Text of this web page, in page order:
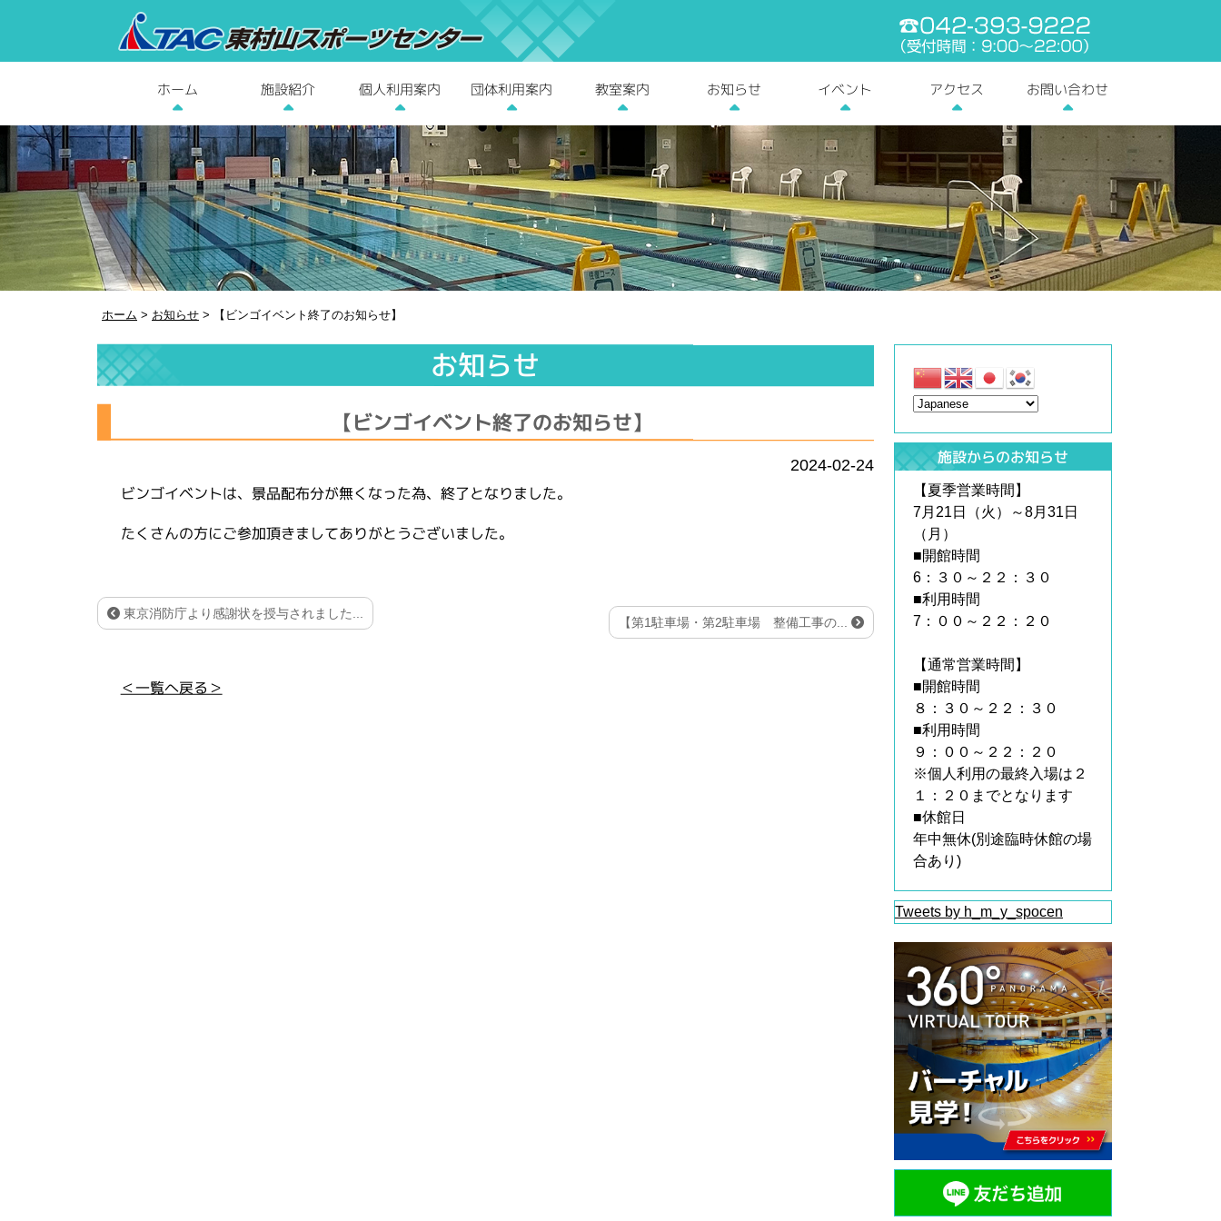
電話番号:042-393-
ホーム 施設紹介 個人利用案内 団体利用案内 教室案内 お知らせ イベント アクセス お問い合わせ
ホーム > お知らせ > 【ビンゴイベント終了のお知らせ】
お知らせ
【ビンゴイベント終了のお知らせ】
2024-02-24
ビンゴイベントは、景品配布分が無くなった為、終了となりました。
たくさんの方にご参加頂きましてありがとうございました。
東京消防庁より感謝状を授与されました...
【第1駐車場・第2駐車場 整備工事の...
＜一覧へ戻る＞
施設からのお知らせ
【夏季営業時間】
7月21日（火）～8月31日
（月）
■開館時間
6：３０～２２：３０
■利用時間
7：００～２２：２０
【通常営業時間】
■開館時間
８：３０～２２：３０
■利用時間
９：００～２２：２０
※個人利用の最終入場は２
１：２０までとなります
■休館日
年中無休(別途臨時休館の場
合あり)
Tweets by h_m_y_spocen